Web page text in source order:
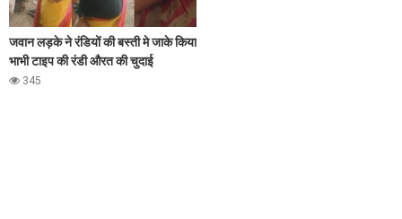
जवान लड़के ने रंडियों की बस्ती मे जाके किया
भाभी टाइप की रंडी औरत की चुदाई
345